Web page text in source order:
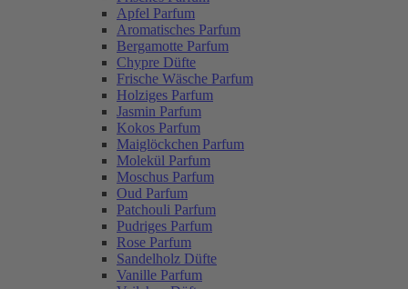
Apfel Parfum
Aromatisches Parfum
Bergamotte Parfum
Chypre Düfte
Frische Wäsche Parfum
Holziges Parfum
Jasmin Parfum
Kokos Parfum
Maiglöckchen Parfum
Molekül Parfum
Moschus Parfum
Oud Parfum
Patchouli Parfum
Pudriges Parfum
Rose Parfum
Sandelholz Düfte
Vanille Parfum